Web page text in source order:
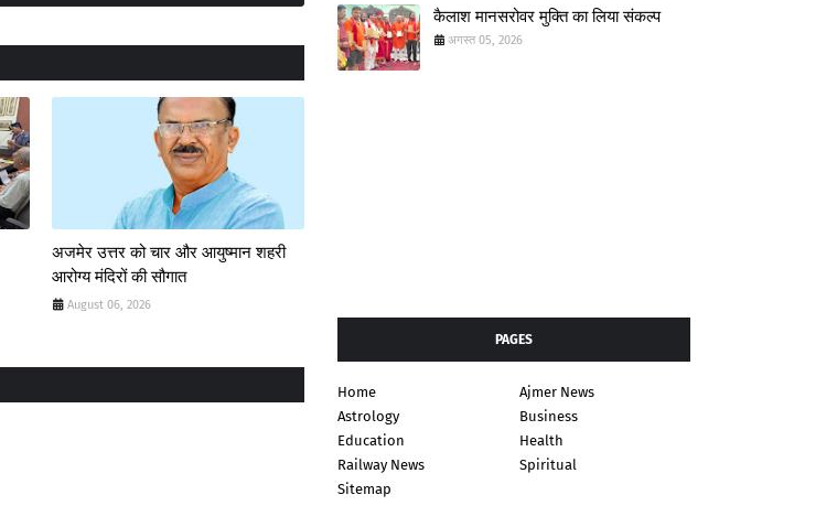
अजमेर उत्तर को चार और आयुष्मान शहरी
आरोग्य मंदिरों की सौगात
August 06, 2026
कैलाश मानसरोवर मुक्ति का लिया संकल्प
अगस्त 05, 2026
PAGES
Home
Ajmer News
Astrology
Business
Education
Health
Railway News
Spiritual
Sitemap